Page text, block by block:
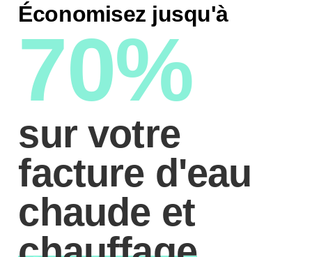
Économisez jusqu'à
70%
sur votre
facture d'eau
chaude et